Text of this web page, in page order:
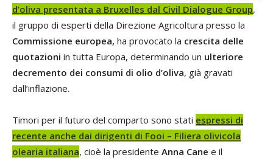
d’oliva presentata a Bruxelles dal Civil Dialogue Group,
il gruppo di esperti della Direzione Agricoltura presso la
Commissione europea, ha provocato la crescita delle
quotazioni in tutta Europa, determinando un ulteriore
decremento dei consumi di olio d’oliva, già gravati
dall’inflazione.
Timori per il futuro del comparto sono stati espressi di
recente anche dai dirigenti di Fooi – Filiera olivicola
olearia italiana, cioè la presidente Anna Cane e il